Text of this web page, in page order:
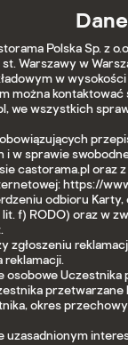
Polska Sp. z
Warszawy w
w
wszystkich
sprawie
castorama.pl oraz
https://
odbioru
f) RODO) oraz w
reklamacji.
okres
uzasadnionym